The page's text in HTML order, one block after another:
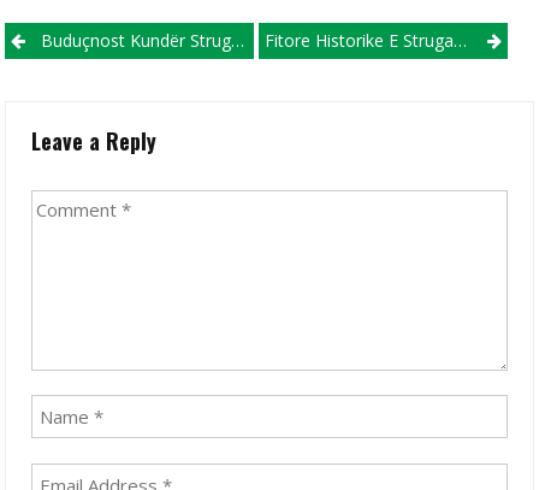
Post navigation
Buduçnost Kundër Struga Trim Lum Do Të Paraqitet Pa Trajnerin E Saj! Fitore Historike E Struga Trim Lum Ndaj Buduçnost
Leave a Reply